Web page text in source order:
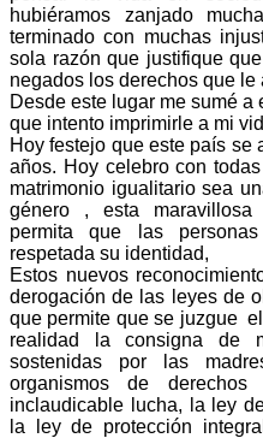
hubiéramos zanjado
terminado con muchas
sola razón que justifique
negados los derechos que le
Desde este lugar me sumé
que intento imprimirle a mi
Hoy festejo que este país se
años. Hoy celebro con
matrimonio igualitario sea
género , esta maravillosa
permita que las
respetada su identidad,
Estos nuevos
derogación de las leyes de
que permite que se juzgue
realidad la consigna de
sostenidas por las
organismos de
inclaudicable lucha, la ley
la ley de protección